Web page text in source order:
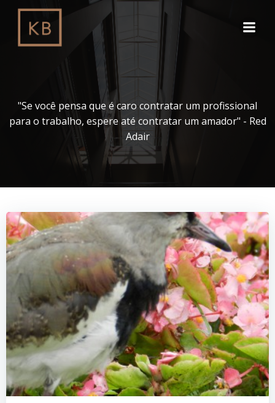
o
conteúdo
"Se você pensa que é caro contratar um profissional
para o trabalho, espere até contratar um amador" - Red
Adair